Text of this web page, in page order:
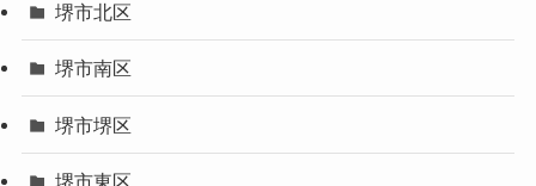
堺市北区
堺市南区
堺市堺区
堺市東区